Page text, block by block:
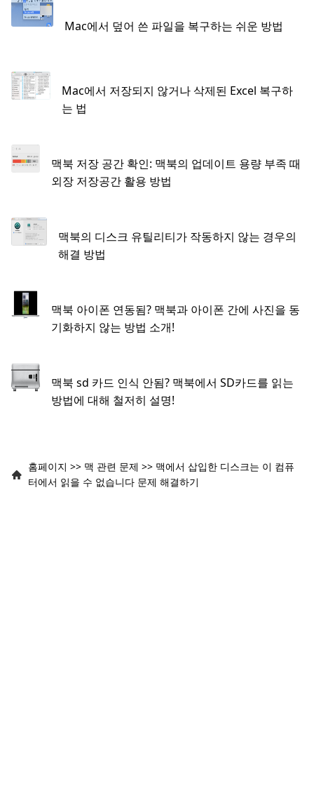
Mac에서 덮어 쓴 파일을 복구하는 쉬운 방법
Mac에서 저장되지 않거나 삭제된 Excel 복구하
는 법
맥북 저장 공간 확인: 맥북의 업데이트 용량 부족 때
외장 저장공간 활용 방법
맥북의 디스크 유틸리티가 작동하지 않는 경우의
해결 방법
맥북 아이폰 연동됨? 맥북과 아이폰 간에 사진을 동
기화하지 않는 방법 소개!
맥북 sd 카드 인식 안됨? 맥북에서 SD카드를 읽는
방법에 대해 철저히 설명!
홈페이지 >> 맥 관련 문제 >> 맥에서 삽입한 디스크는 이 컴퓨
터에서 읽을 수 없습니다 문제 해결하기